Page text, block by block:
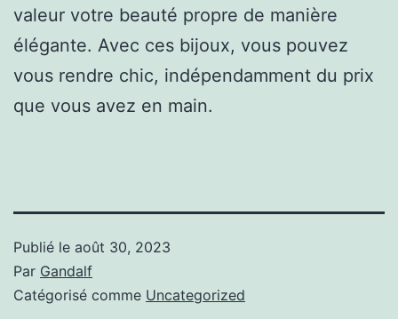
valeur votre beauté propre de manière
élégante. Avec ces bijoux, vous pouvez
vous rendre chic, indépendamment du prix
que vous avez en main.
Publié le août 30, 2023
Par Gandalf
Catégorisé comme Uncategorized